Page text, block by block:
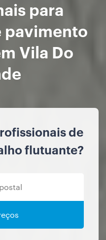
para
pavimento
Vila Do
de
flutuante?